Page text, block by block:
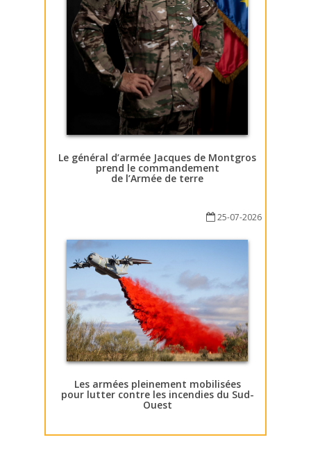
Le général d’armée Jacques de Montgros
prend le commandement
de l’Armée de terre
25-07-2026
Les armées pleinement mobilisées
pour lutter contre les incendies du Sud-
Ouest